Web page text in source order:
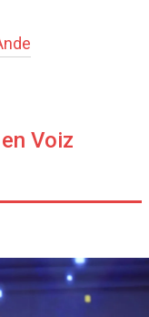
Voiz